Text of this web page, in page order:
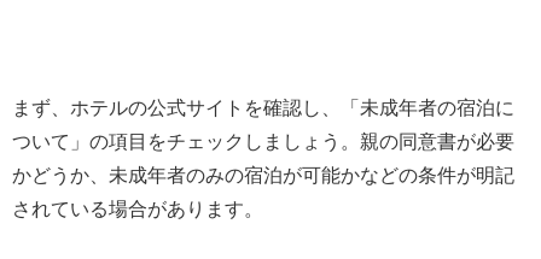
まず、ホテルの公式サイトを確認し、「未成年者の宿泊に
ついて」の項目をチェックしましょう。親の同意書が必要
かどうか、未成年者のみの宿泊が可能かなどの条件が明記
されている場合があります。